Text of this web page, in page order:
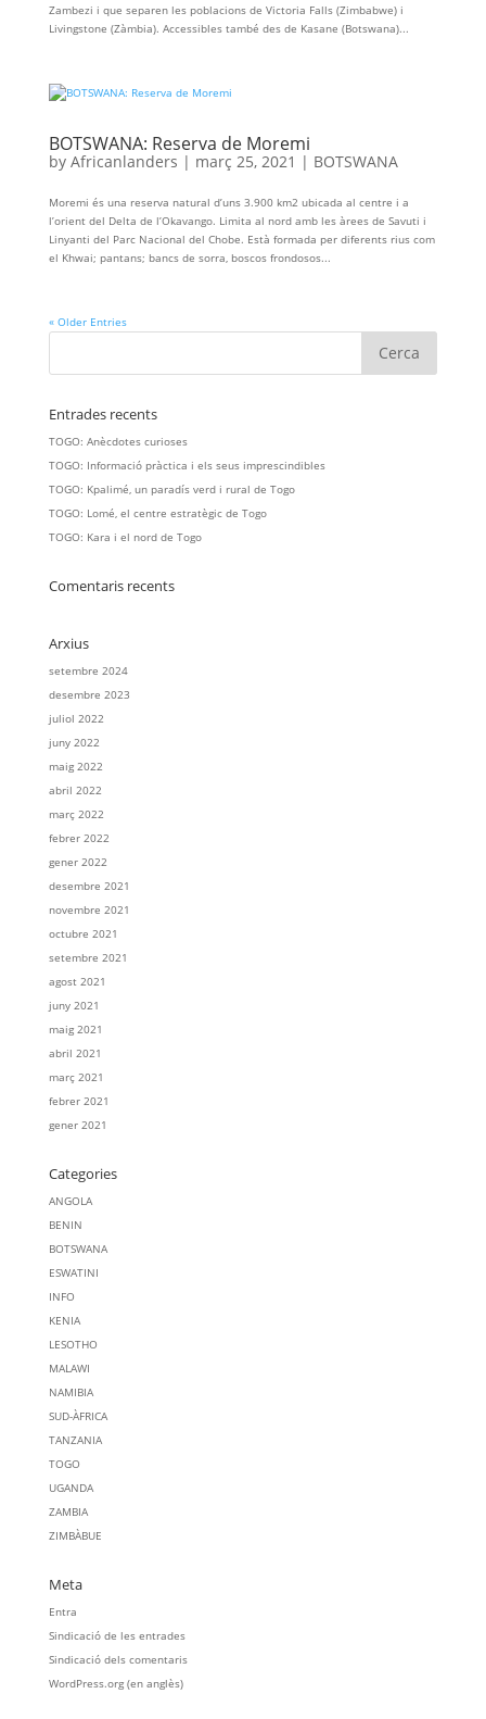
Zambezi i que separen les poblacions de Victoria Falls (Zimbabwe) i
Livingstone (Zàmbia). Accessibles també des de Kasane (Botswana)...
BOTSWANA: Reserva de Moremi
by Africanlanders | març 25, 2021 | BOTSWANA
Moremi és una reserva natural d’uns 3.900 km2 ubicada al centre i a
l’orient del Delta de l’Okavango. Limita al nord amb les àrees de Savuti i
Linyanti del Parc Nacional del Chobe. Està formada per diferents rius com
el Khwai; pantans; bancs de sorra, boscos frondosos...
« Older Entries
Entrades recents
TOGO: Anècdotes curioses
TOGO: Informació pràctica i els seus imprescindibles
TOGO: Kpalimé, un paradís verd i rural de Togo
TOGO: Lomé, el centre estratègic de Togo
TOGO: Kara i el nord de Togo
Comentaris recents
Arxius
setembre 2024
desembre 2023
juliol 2022
juny 2022
maig 2022
abril 2022
març 2022
febrer 2022
gener 2022
desembre 2021
novembre 2021
octubre 2021
setembre 2021
agost 2021
juny 2021
maig 2021
abril 2021
març 2021
febrer 2021
gener 2021
Categories
ANGOLA
BENIN
BOTSWANA
ESWATINI
INFO
KENIA
LESOTHO
MALAWI
NAMIBIA
SUD-ÀFRICA
TANZANIA
TOGO
UGANDA
ZAMBIA
ZIMBÀBUE
Meta
Entra
Sindicació de les entrades
Sindicació dels comentaris
WordPress.org (en anglès)